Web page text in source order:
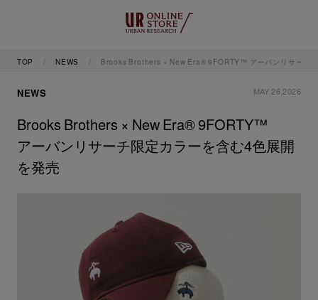
TOP NEWS Brooks Brothers × New Era® 9FORTY™ アーバンリサーチ
NEWS MAY 26,2026
Brooks Brothers × New Era® 9FORTY™
アーバンリサーチ限定カラーを含む4色展開
を発売